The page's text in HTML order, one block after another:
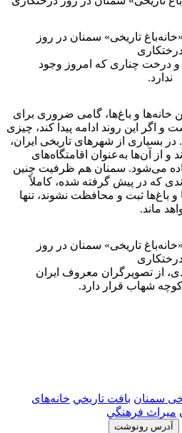
و درخت چناری که امروز وجود
ندارد.
خانه‌ها و باغ‌ها، گامی ضروری برای
این روند ادامه پیدا کند، چیزی
در بسیاری از شهرهای تاریخی ایران،
و از آن‌ها به‌عنوان اقامتگاه‌های
می‌شود. سمنان هم ظرفیت چنین
که در پیش گرفته شده، کاملاً
باغ‌ها ثبت و محافظت نشوند، تنها
ماند.
از تصویرگران معروف ایران
کوچه شهاب قرار دارد.
سمنان بافت تاريخي خانه‌های
ميراث فرهنگي
آدرس رونوشت